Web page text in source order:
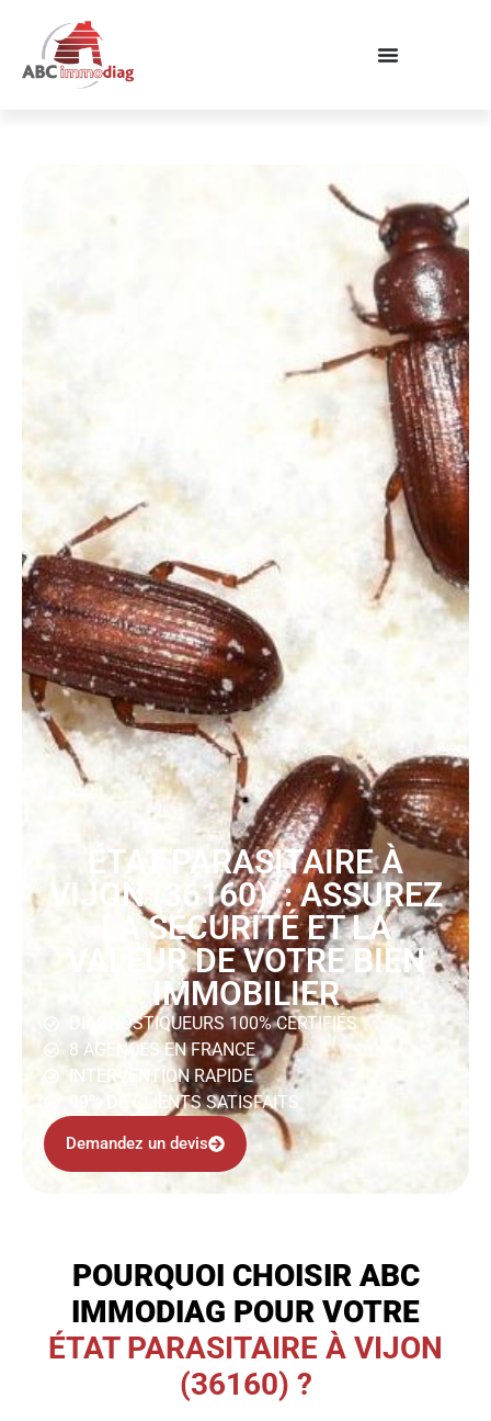
ÉTAT PARASITAIRE À
VIJON (36160) : ASSUREZ
LA SÉCURITÉ ET LA
VALEUR DE VOTRE BIEN
IMMOBILIER
DIAGNOSTIQUEURS 100% CERTIFIÉS
8 AGENCES EN FRANCE
INTERVENTION RAPIDE
99% DE CLIENTS SATISFAITS
Demandez un devis
POURQUOI CHOISIR ABC
IMMODIAG POUR VOTRE
ÉTAT PARASITAIRE À VIJON
(36160) ?